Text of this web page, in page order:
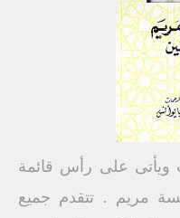
ويأتى على رأس قائمة
مريم . تتقدم جميع